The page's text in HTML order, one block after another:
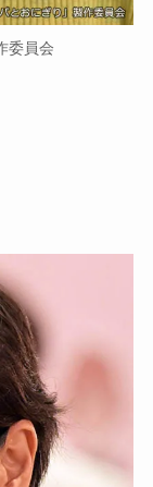
委員会